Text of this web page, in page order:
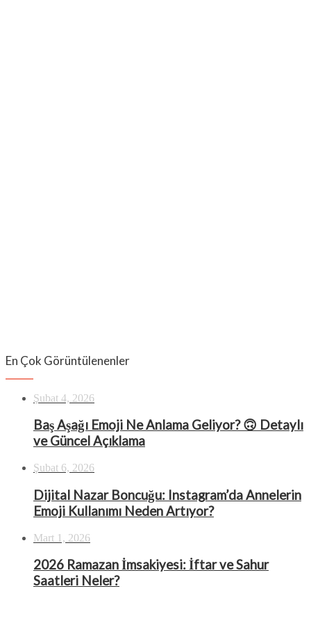
En Çok Görüntülenenler
Şubat 4, 2026
Baş Aşağı Emoji Ne Anlama Geliyor? 🙃 Detaylı
ve Güncel Açıklama
Şubat 6, 2026
Dijital Nazar Boncuğu: Instagram’da Annelerin
Emoji Kullanımı Neden Artıyor?
Mart 1, 2026
2026 Ramazan İmsakiyesi: İftar ve Sahur
Saatleri Neler?